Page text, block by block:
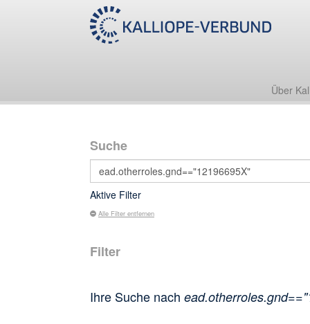
Über
Suche
Aktive Filter
Alle Filter entfernen
Filter
Ihre Suche nach